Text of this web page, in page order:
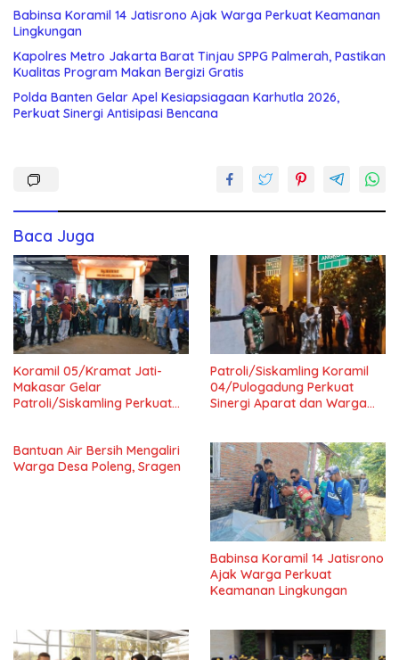
Babinsa Koramil 14 Jatisrono Ajak Warga Perkuat Keamanan
Lingkungan
Kapolres Metro Jakarta Barat Tinjau SPPG Palmerah, Pastikan
Kualitas Program Makan Bergizi Gratis
Polda Banten Gelar Apel Kesiapsiagaan Karhutla 2026,
Perkuat Sinergi Antisipasi Bencana
Baca Juga
Koramil 05/Kramat Jati-
Makasar Gelar
Patroli/Siskamling Perkuat
Patroli/Siskamling Koramil
04/Pulogadung Perkuat
Sinergi Aparat dan Warga
Bantuan Air Bersih Mengaliri
Warga Desa Poleng, Sragen
Babinsa Koramil 14 Jatisrono
Ajak Warga Perkuat
Keamanan Lingkungan